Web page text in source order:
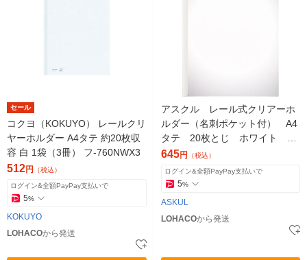
セール
コクヨ（KOKUYO） レールクリ
ヤーホルダー A4タテ 約20枚収
容 白 1袋（3冊） フ-760NWX3
512円 （税込）
ログイン&全額PayPay支払いで
5%
KOKUYO
LOHACOから発送
アスクル レール式クリアーホ
ルダー（名刺ポケット付） A4
タテ 20枚とじ ホワイト 10
645円 （税込）
ログイン&全額PayPay支払いで
5%
ASKUL
LOHACOから発送